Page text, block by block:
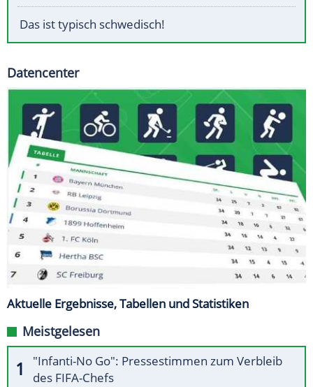
Das ist typisch schwedisch!
Datencenter
Aktuelle Ergebnisse, Tabellen und Statistiken
Meistgelesen
"Infanti-No Go": Pressestimmen zum Verbleib
des FIFA-Chefs